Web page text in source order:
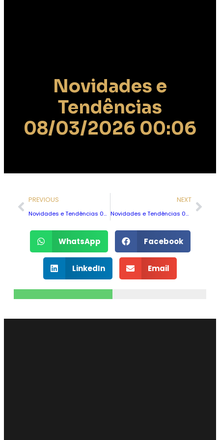
Novidades e
Tendências
08/03/2026 00:06
PREVIOUS
Novidades e Tendências 08/03/2026 00:06
NEXT
Novidades e Tendências 08/03/2026 00:06
WhatsApp Facebook
LinkedIn Email